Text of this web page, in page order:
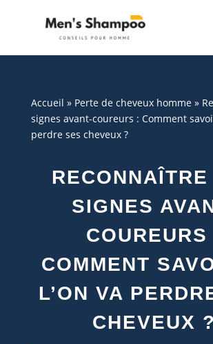
Accueil » Perte de cheveux homme»
signes avant-coureurs : Comment
perdre ses cheveux ?
SIGNES
COUREURS
COMMENT
L’ON VA
CHEVEUX ?